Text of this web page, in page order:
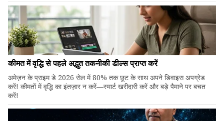
कीमत में वृद्धि से पहले अद्भुत तकनीकी डील्स प्राप्त करें
अमेज़न के प्राइम डे 2026 सेल में 80% तक छूट के साथ अपने डिवाइस अपग्रेड
करें! कीमतों में वृद्धि का इंतज़ार न करें—स्मार्ट खरीदारी करें और बड़े पैमाने पर बचत
करें!